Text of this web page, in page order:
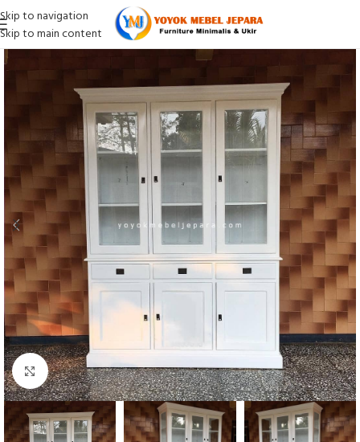
Skip to navigation
Skip to main content
Click to enlarge